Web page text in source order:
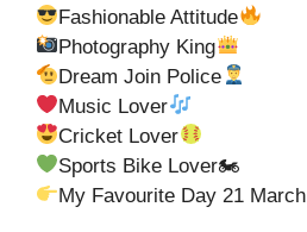
Fashionable Attitude
Photography King
Dream Join Police
Music Lover
Cricket Lover
Sports Bike Lover🏍
My Favourite Day 21 March